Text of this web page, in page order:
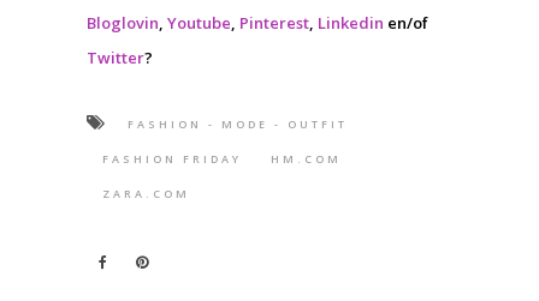
Bloglovin, Youtube, Pinterest, Linkedin en/of
Twitter?
FASHION - MODE - OUTFIT
FASHION FRIDAY HM.COM
ZARA.COM